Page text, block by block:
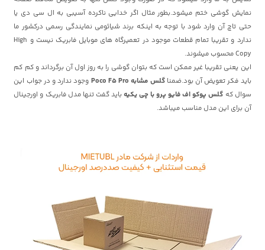
نمایش گوشی ختم میشود.بطور مثال اگر خدایی ناکرده آسیبی به ال سی دی یا
حتی تاچ آن وارد شود با توجه به اینکه برند شیائومی نمایندگی رسمی درکشور ما
ندارد و تقریبا تمام قطعات موجود در تعمیرگاه های موبایل فابریک نیست و High
Copy محسوب میشوند.
این یعنی تقریبا غیر ممکن است که بتوان گوشی را به روز اول آن برگرداند و کم کم
باید فکر تعویض آن بود.ضمناگلس مشابه Poco F5 Pro
وجود ندارد و در جواب این
سوال که گلس پوکو اف فایو پرو با چی یکیه باید گفت تنها مدل فابریک و اورجینال
آن برای این مدل مناسب میباشد.